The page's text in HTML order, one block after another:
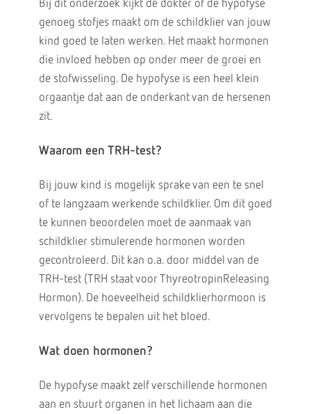
Bij dit onderzoek kijkt de dokter of de hypofyse
genoeg stofjes maakt om de schildklier van jouw
kind goed te laten werken. Het maakt hormonen
die invloed hebben op onder meer de groei en
de stofwisseling. De hypofyse is een heel klein
orgaantje dat aan de onderkant van de hersenen
zit.
Waarom een TRH-test?
Bij jouw kind is mogelijk sprake van een te snel
of te langzaam werkende schildklier. Om dit goed
te kunnen beoordelen moet de aanmaak van
schildklier stimulerende hormonen worden
gecontroleerd. Dit kan o.a. door middel van de
TRH-test (TRH staat voor ThyreotropinReleasing
Hormon). De hoeveelheid schildklierhormoon is
vervolgens te bepalen uit het bloed.
Wat doen hormonen?
De hypofyse maakt zelf verschillende hormonen
aan en stuurt organen in het lichaam aan die